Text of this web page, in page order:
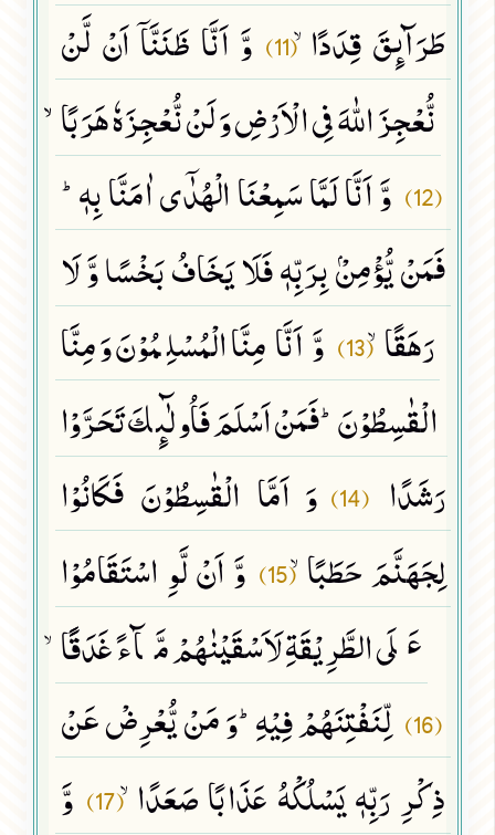
طَرَآىٕقَ قِدَدًاۙ(11)
وَّ اَنَّا ظَنَنَّاۤ اَنْ لَّنْ
نُّعْجِزَ اللّٰهَ فِی الْاَرْضِ وَ لَنْ نُّعْجِزَهٗ هَرَبًاۙ
(12)
وَّ اَنَّا لَمَّا سَمِعْنَا الْهُدٰۤى اٰمَنَّا بِهٖؕ-
فَمَنْ یُّؤْمِنْۢ بِرَبِّهٖ فَلَا یَخَافُ بَخْسًا وَّ لَا
رَهَقًاۙ (13)
وَّ اَنَّا مِنَّا الْمُسْلِمُوْنَ وَ مِنَّا
الْقٰسِطُوْنَؕ-فَمَنْ اَسْلَمَ فَاُولٰٓىٕكَ تَحَرَّوْا
رَشَدًا (14)
وَ اَمَّا الْقٰسِطُوْنَ فَكَانُوْا
لِجَهَنَّمَ حَطَبًاۙ (15)
وَّ اَنْ لَّوِ اسْتَقَامُوْا
عَلَى الطَّرِیْقَةِ لَاَسْقَیْنٰهُمْ مَّآءً غَدَقًاۙ
(16)
لِّنَفْتِنَهُمْ فِیْهِؕ-وَ مَنْ یُّعْرِضْ عَنْ
ذِكْرِ رَبِّهٖ یَسْلُكْهُ عَذَابًا صَعَدًاۙ (17) وَّ